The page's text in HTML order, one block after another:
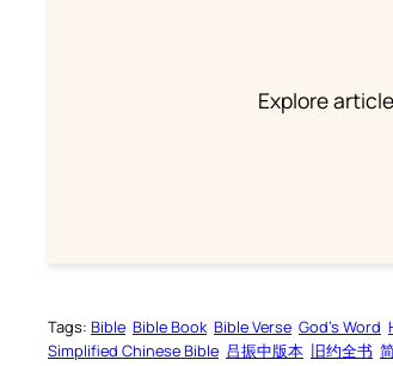
Explore
Tags: Bible Bible Book Bible Verse God’s Word
Simplified Chinese Bible 吕振中版本 旧约全书